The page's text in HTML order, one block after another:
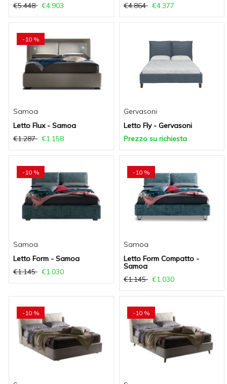
€5.448
€4.903
€4.864
€4.377
-10 %
Samoa
Letto Flux - Samoa
€1.287
€1.158
Gervasoni
Letto Fly - Gervasoni
Prezzo su richiesta
-10 %
Samoa
Letto Form - Samoa
€1.145
€1.030
-10 %
Samoa
Letto Form Compatto -
Samoa
€1.145
€1.030
-10 % -10 %